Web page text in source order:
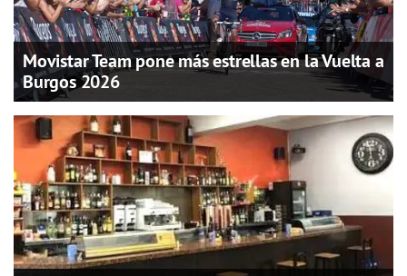
Movistar Team pone más estrellas en la Vuelta a
Burgos 2026